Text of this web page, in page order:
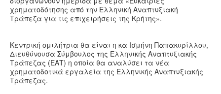
χρηματοδότησης από την Ελληνική Αναπτυξιακή
Τράπεζα για τις επιχειρήσεις της Κρήτης».
Κεντρική ομιλήτρια θα είναι η κα Ισμήνη Παπακυρίλλου,
Διευθύνουσα Σύμβουλος της Ελληνικής Αναπτυξιακής
Τράπεζας (ΕΑΤ) η οποία θα αναλύσει τα νέα
χρηματοδοτικά εργαλεία της Ελληνικής Αναπτυξιακής
Τράπεζας.